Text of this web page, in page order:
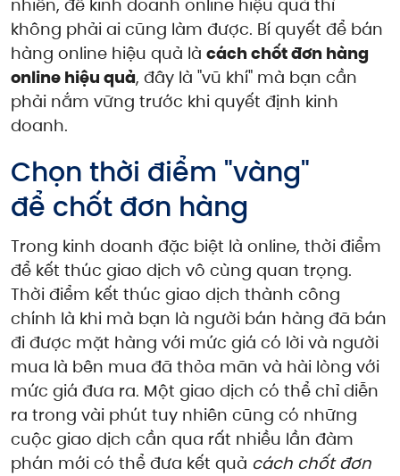
nhiên, để kinh doanh online hiệu quả thì
không phải ai cũng làm được. Bí quyết để bán
hàng online hiệu quả là cách chốt đơn hàng
online hiệu quả, đây là "vũ khí" mà bạn cần
phải nắm vững trước khi quyết định kinh
doanh.
Chọn thời điểm "vàng"
để chốt đơn hàng
Trong kinh doanh đặc biệt là online, thời điểm
để kết thúc giao dịch vô cùng quan trọng.
Thời điểm kết thúc giao dịch thành công
chính là khi mà bạn là người bán hàng đã bán
đi được mặt hàng với mức giá có lời và người
mua là bên mua đã thỏa mãn và hài lòng với
mức giá đưa ra. Một giao dịch có thể chỉ diễn
ra trong vài phút tuy nhiên cũng có những
cuộc giao dịch cần qua rất nhiều lần đàm
phán mới có thể đưa kết quả cách chốt đơn